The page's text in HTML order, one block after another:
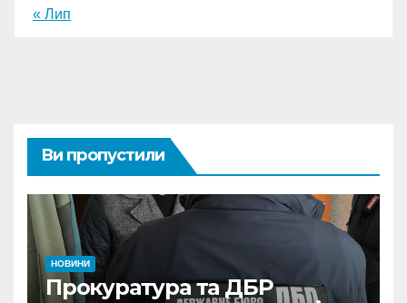
« Лип
Ви пропустили
НОВИНИ
Прокуратура та ДБР